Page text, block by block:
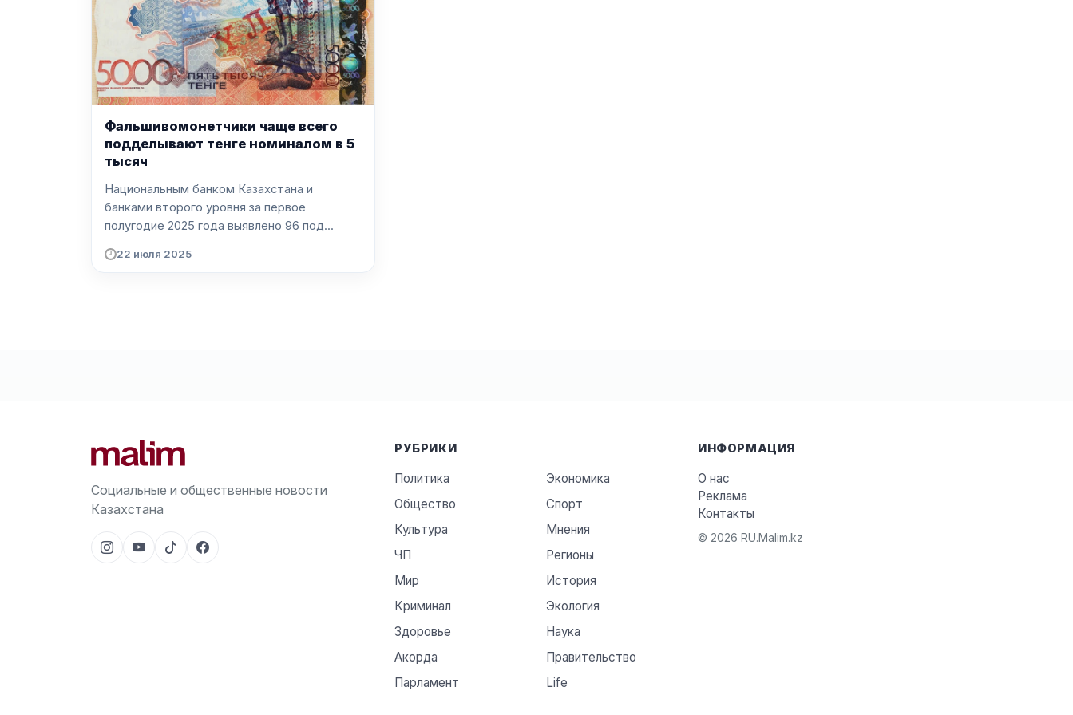
Фальшивомонетчики чаще всего
подделывают тенге номиналом в 5
тысяч
Национальным банком Казахстана и
банками второго уровня за первое
полугодие 2025 года выявлено 96 под...
22 июля 2025
Социальные и общественные новости
Казахстана
РУБРИКИ
Политика
Экономика
Общество
Спорт
Культура
Мнения
ЧП
Регионы
Мир
История
Криминал
Экология
Здоровье
Наука
Акорда
Правительство
Парламент
Life
ИНФОРМАЦИЯ
О нас
Реклама
Контакты
© 2026 RU.Malim.kz